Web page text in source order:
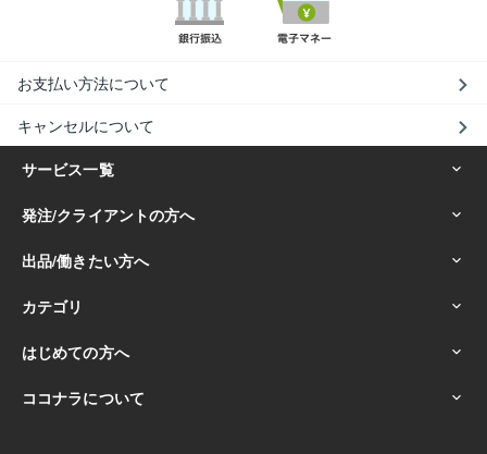
お支払い方法について
キャンセルについて